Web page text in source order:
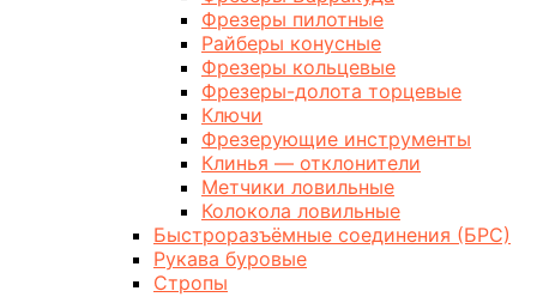
Фрезеры пилотные
Райберы конусные
Фрезеры кольцевые
Фрезеры-долота торцевые
Ключи
Фрезерующие инструменты
Клинья — отклонители
Метчики ловильные
Колокола ловильные
Быстроразъёмные соединения (БРС)
Рукава буровые
Стропы